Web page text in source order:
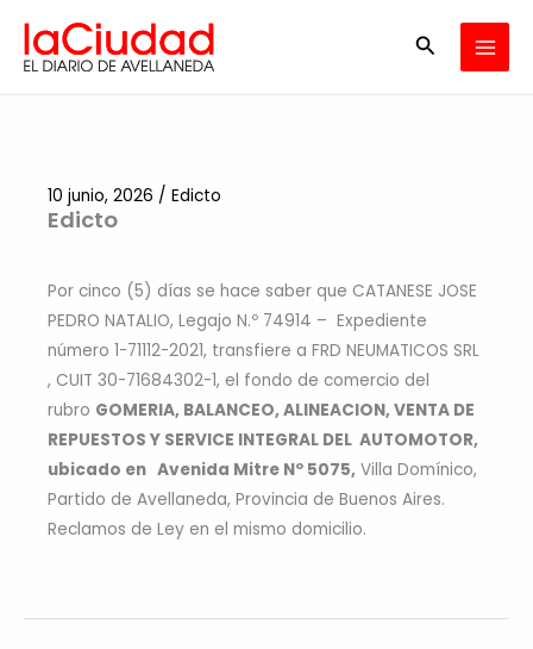
contenido
Buscar
Edicto
10 junio, 2026 / Edicto
Por cinco (5) días se hace saber que CATANESE JOSE
PEDRO NATALIO, Legajo N.º 74914 – Expediente
número 1-71112-2021, transfiere a FRD NEUMATICOS SRL
, CUIT 30-71684302-1, el fondo de comercio del
rubro GOMERIA, BALANCEO, ALINEACION, VENTA DE
REPUESTOS Y SERVICE INTEGRAL DEL AUTOMOTOR,
ubicado en Avenida Mitre Nº 5075, Villa Domínico,
Partido de Avellaneda, Provincia de Buenos Aires.
Reclamos de Ley en el mismo domicilio.